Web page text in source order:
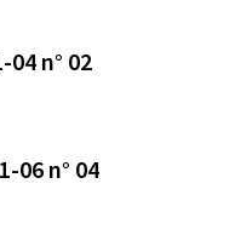
n° 02
06 n° 04